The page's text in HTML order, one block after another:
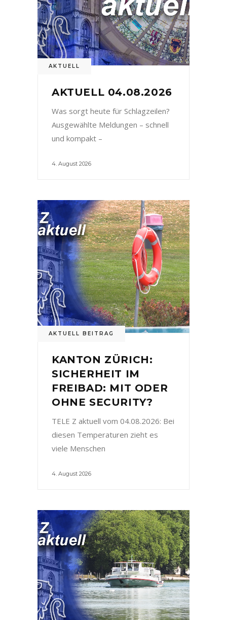
AKTUELL
AKTUELL 04.08.2026
Was sorgt heute für Schlagzeilen?
Ausgewählte Meldungen – schnell
und kompakt –
4. August 2026
AKTUELL BEITRAG
KANTON ZÜRICH:
SICHERHEIT IM
FREIBAD: MIT ODER
OHNE SECURITY?
TELE Z aktuell vom 04.08.2026: Bei
diesen Temperaturen zieht es
viele Menschen
4. August 2026